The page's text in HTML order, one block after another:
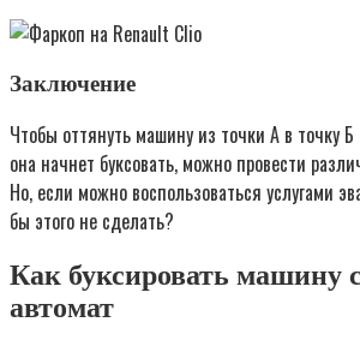
Заключение
Чтобы оттянуть машину из точки А в точку Б
она начнет буксовать, можно провести
Но, если можно воспользоваться услугами
бы этого не сделать?
Как буксировать машину
автомат